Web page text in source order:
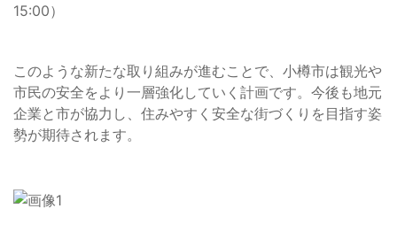
15:00）
このような新たな取り組みが進むことで、小樽市は観光や
市民の安全をより一層強化していく計画です。今後も地元
企業と市が協力し、住みやすく安全な街づくりを目指す姿
勢が期待されます。